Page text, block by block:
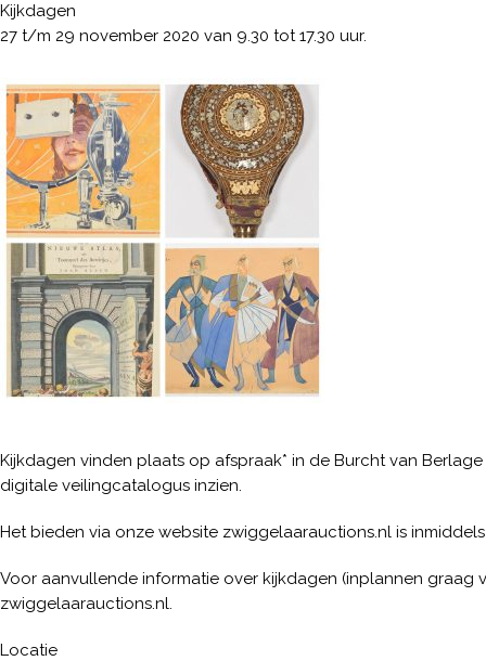
Kijkdagen
27 t/m 29 november 2020 van 9.30 tot 17.30 uur.
Kijkdagen vinden plaats op afspraak* in de Burcht van
digitale veilingcatalogus inzien.
Het bieden via onze website zwiggelaarauctions.nl is
Voor aanvullende informatie over kijkdagen (inplannen graag
zwiggelaarauctions.nl.
Locatie